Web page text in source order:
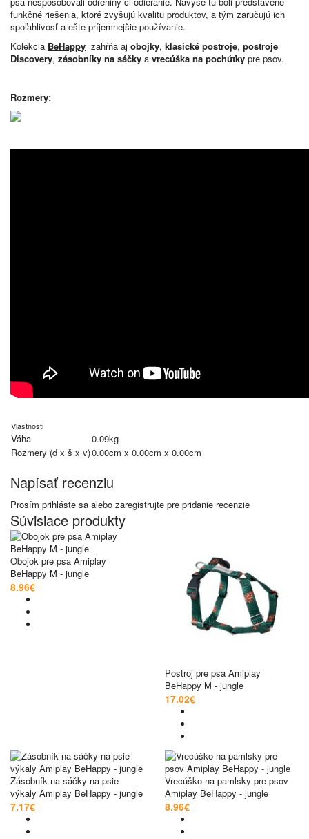
funkčné riešenia, ktoré zvyšujú kvalitu produktov, a tým zaručujú ich
spoľahlivosť a ešte príjemnejšie používanie.
Kolekcia BeHappy zahŕňa aj obojky, klasické postroje, postroje
Discovery, zásobníky na sáčky a vrecúška na pochúťky pre psov.
Rozmery:
Vlastnosti
Váha
0.09kg
Rozmery (d x š x v)0.00cm x 0.00cm x 0.00cm
Napísať recenziu
Prosím prihláste sa alebo zaregistrujte pre pridanie recenzie
Súvisiace produkty
Obojok pre psa Amiplay
BeHappy M - jungle
8.96€
Postroj pre psa Amiplay
BeHappy M - jungle
17.02€
Zásobník na sáčky na psie
výkaly Amiplay BeHappy - jungle
7.17€
Vrecúško na pamlsky pre psov
Amiplay BeHappy - jungle
8.96€